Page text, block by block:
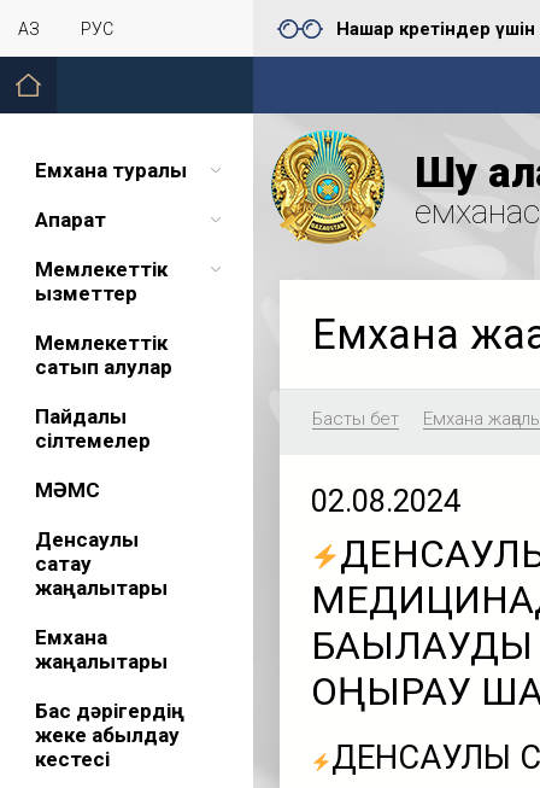
ҚАЗ РУС Нашар көретіндер үшін
Емхана туралы
Ақпарат
Мемлекеттік
қызметтер
Мемлекеттік
сатып алулар
Пайдалы
сілтемелер
МӘМС
Денсаулық
сақтау
жаңалықтары
Емхана
жаңалықтары
Бас дәрігердің
жеке қабылдау
кестесі
Шу
Емхана
Басты бет Емхана
02.08.2024
ҚОҢЫРАУ
ДЕНСАУЛЫҚ